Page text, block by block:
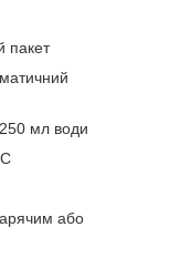
пакет
мл води
або